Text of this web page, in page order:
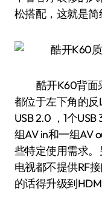
松搭配，这就是简
酷开K60背面
都位于左下角的反
USB 2.0 ，1个
组AV in和一组AV
些特定使用需求
电视都不提供RF
的话得升级到